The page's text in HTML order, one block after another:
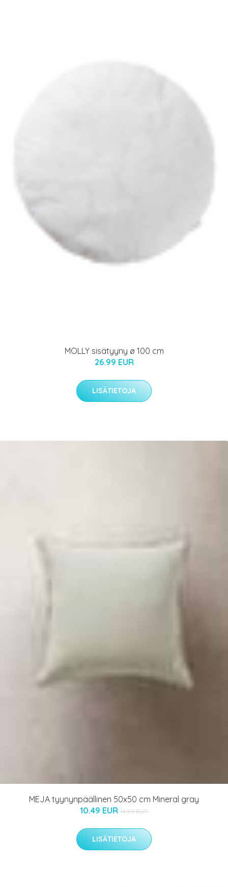
MOLLY sisätyyny ø 100 cm
26.99 EUR
LISÄTIETOJA
MEJA tyynynpäällinen 50x50 cm Mineral gray
10.49 EUR 14.99 EUR
LISÄTIETOJA